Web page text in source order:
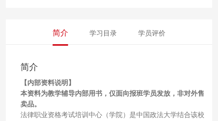
简介 学习目录 学员评价
简介
【内部资料说明】
本资料为教学辅导内部用书，仅面向报班学员发放，非对外售
卖品。
法律职业资格考试培训中心（学院）是中国政法大学结合该校